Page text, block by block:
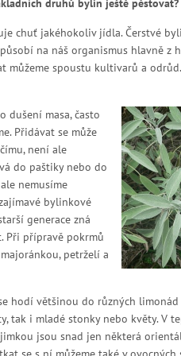
druhů bylin ještě pěstovat?
chuť jakéhokoliv jídla. Čerstvé
na náš organismus hlavně z
můžeme spoustu kultivarů a
dušení masa, často
Přidávat se může
není ale
do paštiky nebo do
nemusíme
bylinkové
generace zná
Při přípravě pokrmů
petrželí a
hodí většinou do různých limonád
tak i mladé stonky nebo květy. V
jsou snad jen některá